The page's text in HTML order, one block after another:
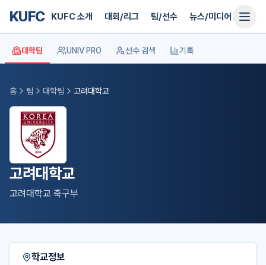
KUFC KUFC 소개 대회/리그 팀/선수 뉴스/미디어 지원
대학팀 UNIV PRO 선수 검색 기록
홈 팀 대학팀 고려대학교
고려대학교
고려대학교 축구부
학교정보